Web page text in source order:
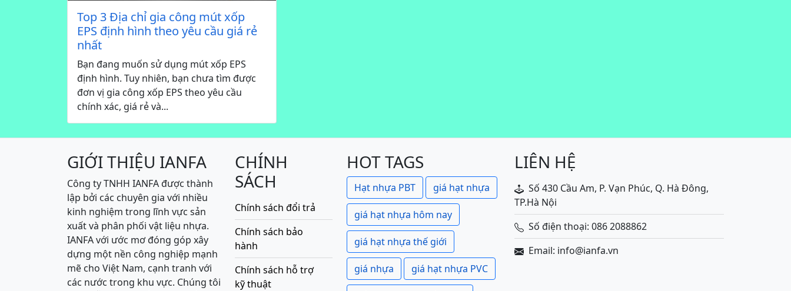
Top 3 Địa chỉ gia công mút xốp
EPS định hình theo yêu cầu giá rẻ
nhất
Bạn đang muốn sử dụng mút xốp EPS
định hình. Tuy nhiên, bạn chưa tìm được
đơn vị gia công xốp EPS theo yêu cầu
chính xác, giá rẻ và...
GIỚI THIỆU IANFA
Công ty TNHH IANFA được thành
lập bởi các chuyên gia với nhiều
kinh nghiệm trong lĩnh vực sản
xuất và phân phối vật liệu nhựa.
IANFA với ước mơ đóng góp xây
dựng một nền công nghiệp mạnh
mẽ cho Việt Nam, cạnh tranh với
các nước trong khu vực. Chúng tôi
CHÍNH
SÁCH
Chính sách đổi trả
Chính sách bảo
hành
Chính sách hỗ trợ
kỹ thuật
HOT TAGS
Hạt nhựa PBT giá hạt nhựa
giá hạt nhựa hôm nay
giá hạt nhựa thế giới
giá nhựa giá hạt nhựa PVC
LIÊN HỆ
Số 430 Cầu Am, P. Vạn Phúc, Q. Hà Đông,
TP.Hà Nội
Số điện thoại: 086 2088862
Email: info@ianfa.vn